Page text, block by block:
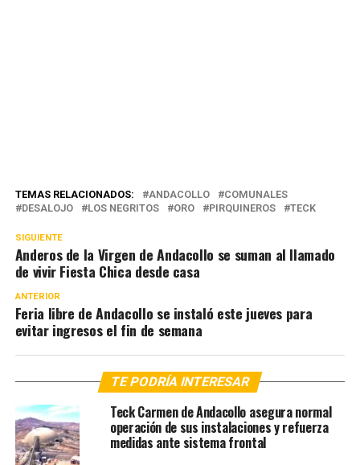
TEMAS RELACIONADOS: ANDACOLLO
COMUNALES
DESALOJO
LOS NEGRITOS ORO PIRQUINEROS TECK
SIGUIENTE
Anderos de la Virgen de Andacollo se suman al llamado
de vivir Fiesta Chica desde casa
ANTERIOR
Feria libre de Andacollo se instaló este jueves para
evitar ingresos el fin de semana
TE PODRÍA INTERESAR
Teck Carmen de Andacollo asegura normal
operación de sus instalaciones y refuerza
medidas ante sistema frontal